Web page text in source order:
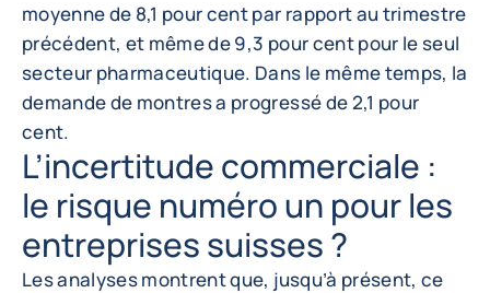
moyenne de 8,1 pour cent par rapport au trimestre
précédent, et même de 9,3 pour cent pour le seul
secteur pharmaceutique. Dans le même temps, la
demande de montres a progressé de 2,1 pour
cent.
L’incertitude commerciale :
le risque numéro un pour les
entreprises suisses ?
Les analyses montrent que, jusqu’à présent, ce